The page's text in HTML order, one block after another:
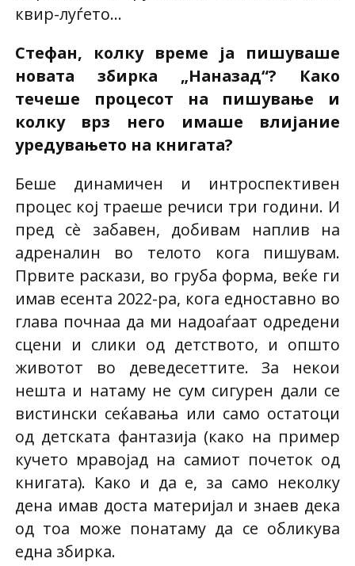
квир-луѓето…
Стефан, колку време ја пишуваше
новата збирка „Наназад“? Како
течеше процесот на пишување и
колку врз него имаше влијание
уредувањето на книгата?
Беше динамичен и интроспективен
процес кој траеше речиси три години. И
пред сè забавен, добивам наплив на
адреналин во телото кога пишувам.
Првите раскази, во груба форма, веќе ги
имав есента 2022-ра, кога едноставно во
глава почнаа да ми надоаѓаат одредени
сцени и слики од детството, и општо
животот во деведесеттите. За некои
нешта и натаму не сум сигурен дали се
вистински сеќавања или само остатоци
од детската фантазија (како на пример
кучето мравојад на самиот почеток од
книгата). Како и да е, за само неколку
дена имав доста материјал и знаев дека
од тоа може понатаму да се обликува
една збирка.